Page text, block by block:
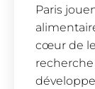
Paris
cœur de